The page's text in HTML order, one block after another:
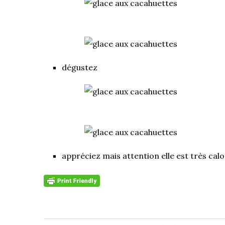
dégustez
appréciez mais attention elle est très